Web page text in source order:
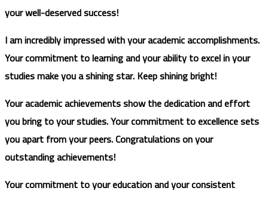
your well-deserved success!
I am incredibly impressed with your academic accomplishments.
Your commitment to learning and your ability to excel in your
studies make you a shining star. Keep shining bright!
Your academic achievements show the dedication and effort
you bring to your studies. Your commitment to excellence sets
you apart from your peers. Congratulations on your
outstanding achievements!
Your commitment to your education and your consistent